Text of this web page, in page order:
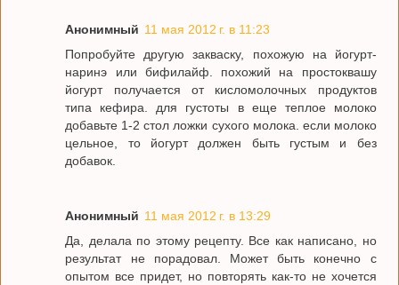
Анонимный 11 мая 2012 г. в 11:23
Попробуйте другую закваску, похожую на йогурт-
наринэ или бифилайф. похожий на простоквашу
йогурт получается от кисломолочных продуктов
типа кефира. для густоты в еще теплое молоко
добавьте 1-2 стол ложки сухого молока. если молоко
цельное, то йогурт должен быть густым и без
добавок.
Анонимный 11 мая 2012 г. в 13:29
Да, делала по этому рецепту. Все как написано, но
результат не порадовал. Может быть конечно с
опытом все придет, но повторять как-то не хочется